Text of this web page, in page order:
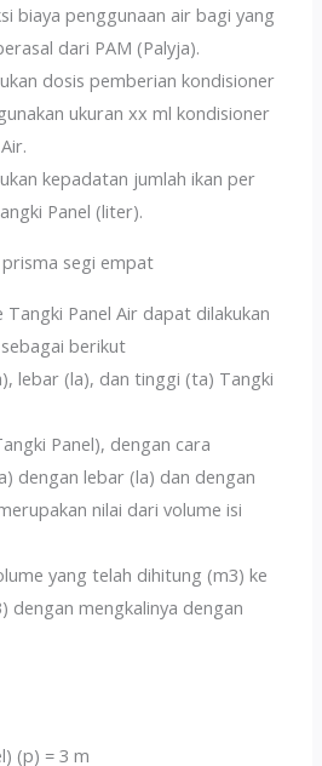
biaya penggunaan air bagi yang
dari PAM (Palyja).
dosis pemberian kondisioner
ukuran xx ml kondisioner
kepadatan jumlah ikan per
Panel (liter).
segi empat
Panel Air dapat dilakukan
berikut
lebar (la), dan tinggi (ta) Tangki
Panel), dengan cara
dengan lebar (la) dan dengan
nilai dari volume isi
yang telah dihitung (m3) ke
dengan mengkalinya dengan
(p) = 3 m